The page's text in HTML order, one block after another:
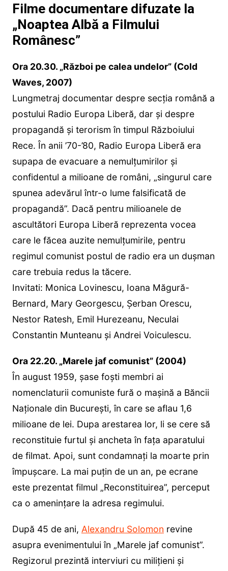
Filme documentare difuzate la
„Noaptea Albă a Filmului
Românesc”
Ora 20.30. „Război pe calea undelor” (Cold
Waves, 2007)
Lungmetraj documentar despre secția română a
postului Radio Europa Liberă, dar şi despre
propagandă și terorism în timpul Războiului
Rece. În anii ’70-’80, Radio Europa Liberă era
supapa de evacuare a nemulțumirilor și
confidentul a milioane de români, „singurul care
spunea adevărul într-o lume falsificată de
propagandă”. Dacă pentru milioanele de
ascultători Europa Liberă reprezenta vocea
care le făcea auzite nemulțumirile, pentru
regimul comunist postul de radio era un dușman
care trebuia redus la tăcere.
Invitati: Monica Lovinescu, Ioana Măgură-
Bernard, Mary Georgescu, Șerban Orescu,
Nestor Ratesh, Emil Hurezeanu, Neculai
Constantin Munteanu și Andrei Voiculescu.
Ora 22.20. „Marele jaf comunist” (2004)
În august 1959, şase foști membri ai
nomenclaturii comuniste fură o mașină a Băncii
Naționale din Bucureşti, în care se aflau 1,6
milioane de lei. Dupa arestarea lor, li se cere să
reconstituie furtul și ancheta în fața aparatului
de filmat. Apoi, sunt condamnați la moarte prin
împuşcare. La mai puțin de un an, pe ecrane
este prezentat filmul „Reconstituirea”, perceput
ca o amenințare la adresa regimului.
După 45 de ani, Alexandru Solomon revine
asupra evenimentului în „Marele jaf comunist”.
Regizorul prezintă interviuri cu miliţieni şi